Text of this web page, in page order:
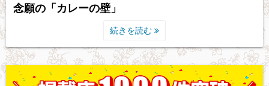
念願の「カレーの壁」
続きを読む